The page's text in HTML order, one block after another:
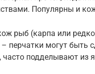
Популярны и
рыб (карпа или
перчатки могут быть
часто подделывают из